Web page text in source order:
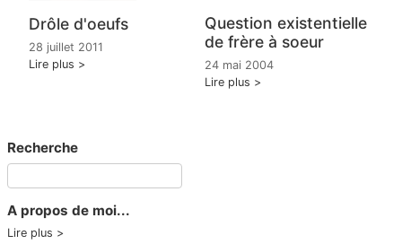
Drôle d'oeufs
28 juillet 2011
Lire plus
Question existentielle
de frère à soeur
24 mai 2004
Lire plus
Recherche
A propos de moi...
Lire plus